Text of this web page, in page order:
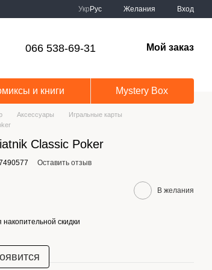
Укр Рус Желания Вход
066 538-69-31 Мой заказ
и книги Mystery Box
Аксессуары
Игральные карты
Classic Poker
Оставить отзыв
В желания
скидки